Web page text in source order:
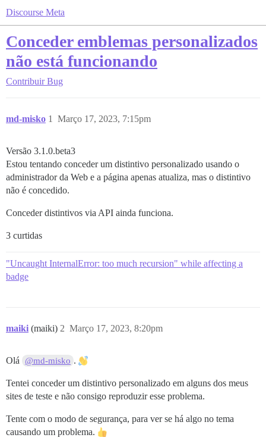
Discourse Meta
Conceder emblemas personalizados
não está funcionando
Contribuir Bug
md-misko Março 17, 2023, 7:15pm
1
Versão 3.1.0.beta3
Estou tentando conceder um distintivo personalizado usando o
administrador da Web e a página apenas atualiza, mas o distintivo
não é concedido.
Conceder distintivos via API ainda funciona.
3 curtidas
"Uncaught InternalError: too much recursion" while affecting a
badge
maiki (maiki) Março 17, 2023, 8:20pm
2
Olá @md-misko .
Tentei conceder um distintivo personalizado em alguns dos meus
sites de teste e não consigo reproduzir esse problema.
Tente com o modo de segurança, para ver se há algo no tema
causando um problema.